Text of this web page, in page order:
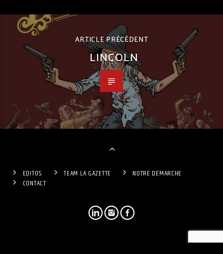
ARTICLE PRÉCÉDENT
LINCOLN
EDITOS TEAM LA GAZETTE
NOTRE DÉMARCHE
CONTACT